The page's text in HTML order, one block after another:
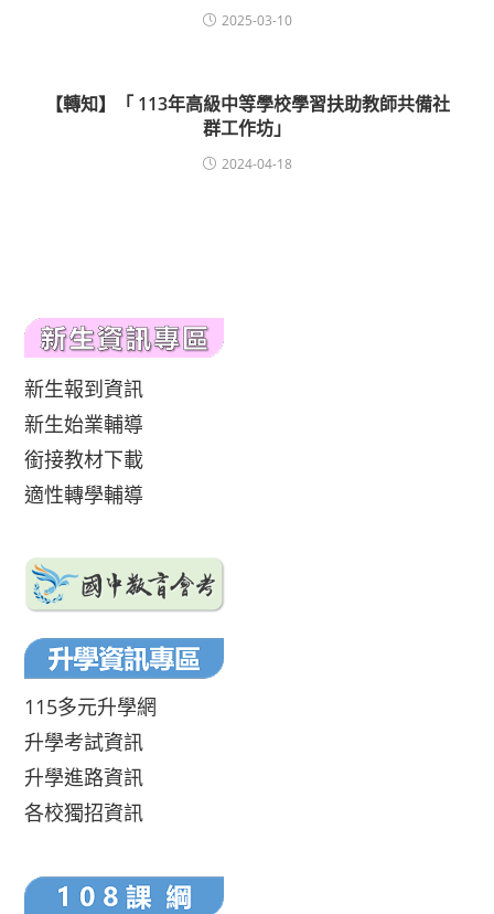
2025-03-10
【轉知】「 113年高級中等學校學習扶助教師共備社
群工作坊」
2024-04-18
新生報到資訊
新生始業輔導
銜接教材下載
適性轉學輔導
115多元升學網
升學考試資訊
升學進路資訊
各校獨招資訊